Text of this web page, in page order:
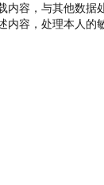
容，与其他数据
容，处理本人的